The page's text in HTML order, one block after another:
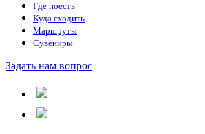
Где поесть
Куда сходить
Маршруты
Сувениры
Задать нам вопрос